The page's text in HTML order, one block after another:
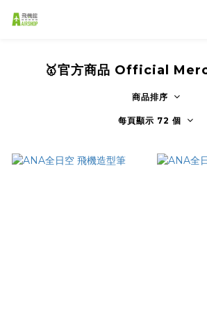
🥇官方商品 Official
商品排序
每頁顯示 72 個